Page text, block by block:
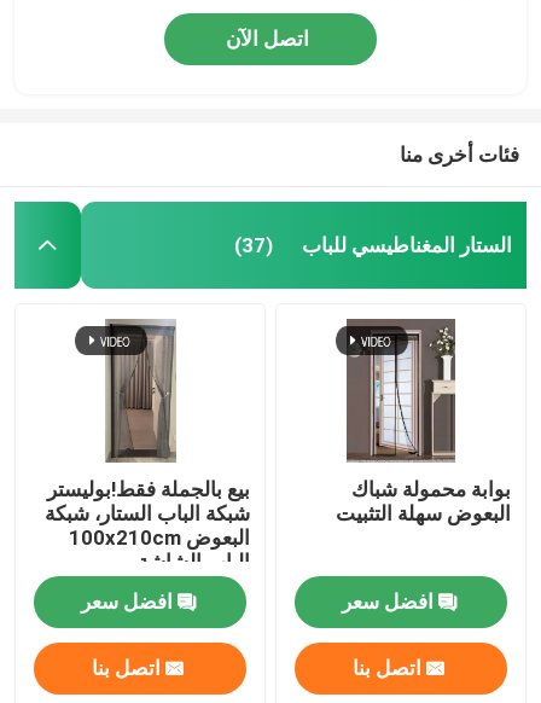
اتصل الآن
فئات أخرى منا
الستار المغناطيسي للباب (37)
بوابة محمولة شباك
البعوض سهلة التثبيت
افضل سعر
اتصل بنا
بيع بالجملة فقط!بوليستر
شبكة الباب الستار، شبكة
البعوض 100x210cm
الباب الشاشة
المغناطيسية الناعمة شبكة
الباب
افضل سعر
اتصل بنا